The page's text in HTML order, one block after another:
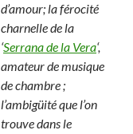
d’amour; la férocité
charnelle de la
‘Serrana de la Vera‘,
amateur de musique
de chambre ;
l’ambigüité que l’on
trouve dans le